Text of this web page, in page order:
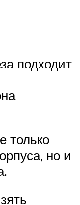
подходит
только
но и